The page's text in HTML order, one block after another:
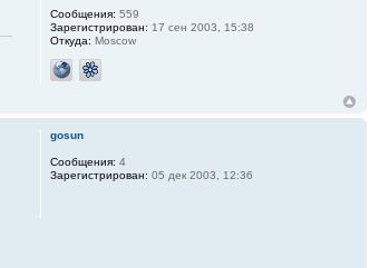
Сообщения: 559
Зарегистрирован: 17 сен 2003, 15:38
Откуда: Moscow
gosun
Сообщения: 4
Зарегистрирован: 05 дек 2003, 12:36